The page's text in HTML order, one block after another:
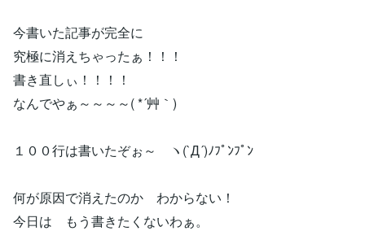
今書いた記事が完全に
究極に消えちゃったぁ！！！
書き直しぃ！！！！
なんでやぁ～～～～( *´艸｀)
１００行は書いたぞぉ～ ヽ(`Д´)ﾉﾌﾟﾝﾌﾟﾝ
何が原因で消えたのか わからない！
今日は もう書きたくないわぁ。